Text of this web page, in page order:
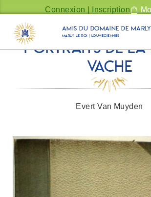
Panneau de gestion des cookies
Connexion | Inscription
Amis du Domaine de Marly
Marly Le Roi | Louveciennes
Portraits de la
Vache
Evert Van Muyden